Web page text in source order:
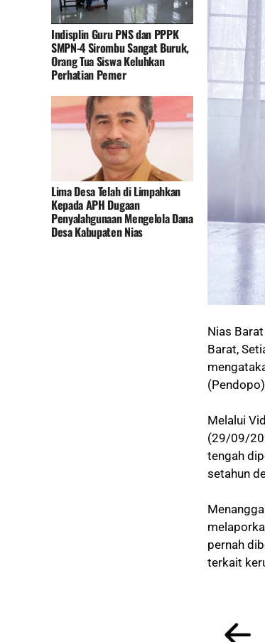
Indisplin Guru PNS dan PPPK
SMPN-4 Sirombu Sangat Buruk,
Orang Tua Siswa Keluhkan
Perhatian Pemer
Lima Desa Telah di Limpahkan
Kepada APH Dugaan
Penyalahgunaan Mengelola Dana
Desa Kabupaten Nias
Nias Barat
Barat,
Melalui
(29/09/
tengah
setahun
pernah
terkait